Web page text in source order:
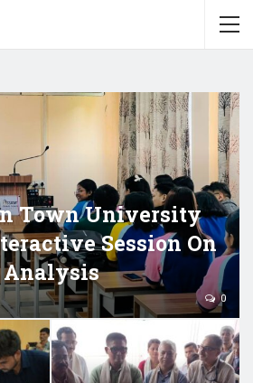
Town University
Session On
Analysis
0